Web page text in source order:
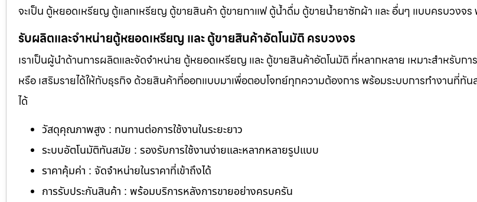
จะเป็น ตู้หยอดเหรียญ ตู้แลกเหรียญ ตู้ขายสินค้า ตู้ขายกาแฟ ตู้น้ำดื่ม ตู้ขายน้ำยาซักผ้า และ อื่นๆ แบบครบวงจร
รับผลิตและจำหน่ายตู้หยอดเหรียญ และ ตู้ขายสินค้าอัตโนมัติ ครบวงจร
เราเป็นผู้นำด้านการผลิตและจัดจำหน่าย ตู้หยอดเหรียญ และ ตู้ขายสินค้าอัตโนมัติ ที่หลากหลาย เหมาะสำหรับกา
หรือ เสริมรายได้ให้กับธุรกิจ ด้วยสินค้าที่ออกแบบมาเพื่อตอบโจทย์ทุกความต้องการ พร้อมระบบการทำงานที่ทัน
ได้
วัสดุคุณภาพสูง : ทนทานต่อการใช้งานในระยะยาว
ระบบอัตโนมัติทันสมัย : รองรับการใช้งานง่ายและหลากหลายรูปแบบ
ราคาคุ้มค่า : จัดจำหน่ายในราคาที่เข้าถึงได้
การรับประกันสินค้า : พร้อมบริการหลังการขายอย่างครบครัน